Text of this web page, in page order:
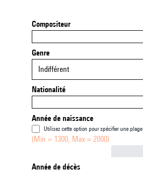
Compositeur
Genre
Indifférent
Nationalité
Année de naissance
Utilisez cette option pour spécifier une plage
(Min = 1300, Max = 2000)
Année de décès